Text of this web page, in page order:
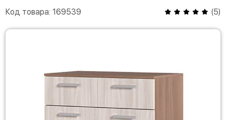
Код товара: 169539 (5)